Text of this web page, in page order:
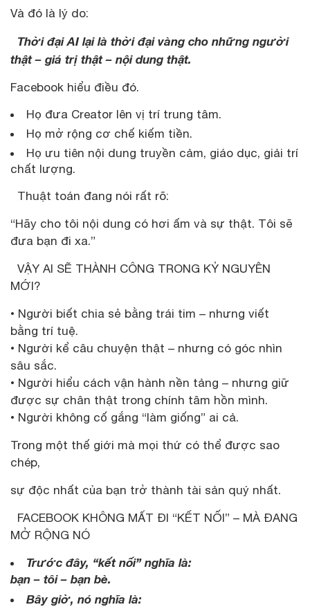
Và đó là lý do:
Thời đại AI lại là thời đại vàng cho những người
thật – giá trị thật – nội dung thật.
Facebook hiểu điều đó.
Họ đưa Creator lên vị trí trung tâm.
Họ mở rộng cơ chế kiếm tiền.
Họ ưu tiên nội dung truyền cảm, giáo dục, giải trí
chất lượng.
Thuật toán đang nói rất rõ:
“Hãy cho tôi nội dung có hơi ấm và sự thật. Tôi sẽ
đưa bạn đi xa.”
VẬY AI SẼ THÀNH CÔNG TRONG KỶ NGUYÊN
MỚI?
• Người biết chia sẻ bằng trái tim – nhưng viết
bằng trí tuệ.
• Người kể câu chuyện thật – nhưng có góc nhìn
sâu sắc.
• Người hiểu cách vận hành nền tảng – nhưng giữ
được sự chân thật trong chính tâm hồn mình.
• Người không cố gắng “làm giống” ai cả.
Trong một thế giới mà mọi thứ có thể được sao
chép,
sự độc nhất của bạn trở thành tài sản quý nhất.
FACEBOOK KHÔNG MẤT ĐI “KẾT NỐI” – MÀ ĐANG
MỞ RỘNG NÓ
Trước đây, “kết nối” nghĩa là:
bạn – tôi – bạn bè.
Bây giờ, nó nghĩa là: